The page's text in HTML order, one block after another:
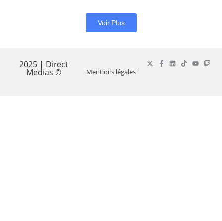
Voir Plus
2025 | Direct
Medias © Mentions légales